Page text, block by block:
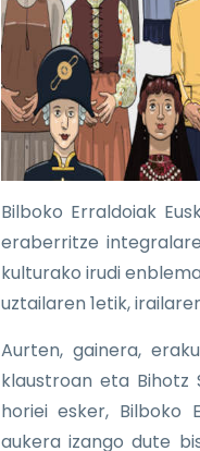
Bilboko Erraldoiak
eraberritze
kulturako irudi
uztailaren 1etik,
Aurten, gainera,
klaustroan eta Bihotz
horiei esker, Bilboko
aukera izango dute